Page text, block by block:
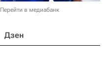
Перейти в медиабанк
Дзен